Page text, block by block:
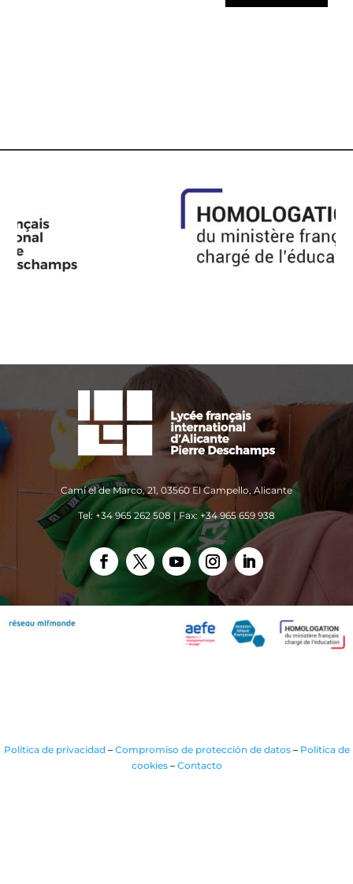
Camí el de Marco, 21, 03560 El Campello, Alicante
Tel: +34 965 262 508 | Fax: +34 965 659 938
Política de privacidad – Compromiso de protección de datos– Política de
cookies– Contacto